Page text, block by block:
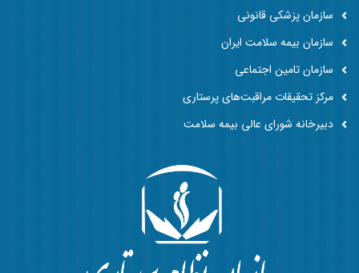
سازمان پزشکی قانونی
سازمان بیمه سلامت ایران
سازمان تامین اجتماعی
مرکز تحقیقات مراقبت‌های پرستاری
دبیرخانه شورای عالی بیمه سلامت